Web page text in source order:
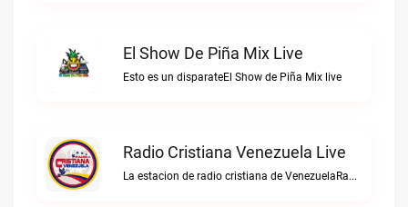
El Show De Piña Mix Live
Esto es un disparateEl Show de Piña Mix live
Radio Cristiana Venezuela Live
La estacion de radio cristiana de VenezuelaRadio Cristiana Venezuela live